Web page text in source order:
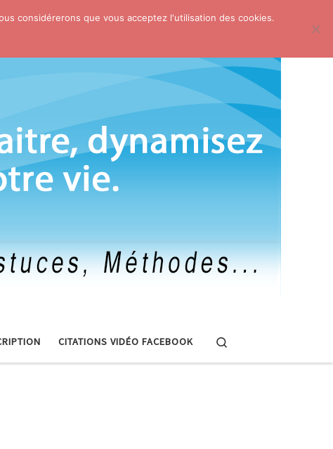
CITATIONS VIDÉO FACEBOOK
considérerons que vous acceptez l'utilisation des cookies.